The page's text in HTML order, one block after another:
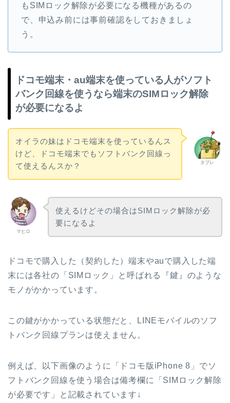
もSIMロック解除が必要になる機種があるの
で、申込み前には事前確認をしておきましょ
う。
ドコモ端末・au端末を使っている人がソフト
バンク回線を使うなら端末のSIMロック解除
が必要になるよ
タブレ
オイラの妹はドコモ端末を使っているんス
けど、ドコモ端末でもソフトバンク回線っ
て使えるんスか？
マヒロ
使えるけどその場合はSIMロック解除が必
要になるよ
ドコモで購入した（契約した）端末やauで購入した端
末には各社の「SIMロック」と呼ばれる『鍵』のような
モノがかかっています。
この鍵がかかっている状態だと、LINEモバイルのソフ
トバンク回線プランは使えません。
例えば、以下画像のように「ドコモ版iPhone 8」でソ
フトバンク回線を使う場合は備考欄に「SIMロック解除
が必要です」と記載されています↓